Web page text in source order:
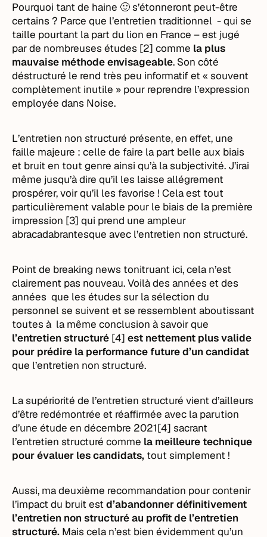
Pourquoi tant de haine 🙂 s’étonneront peut-être
certains ? Parce que l’entretien traditionnel - qui se
taille pourtant la part du lion en France – est jugé
par de nombreuses études [2] comme la plus
mauvaise méthode envisageable. Son côté
déstructuré le rend très peu informatif et « souvent
complètement inutile » pour reprendre l’expression
employée dans Noise.
L’entretien non structuré présente, en effet, une
faille majeure : celle de faire la part belle aux biais
et bruit en tout genre ainsi qu’à la subjectivité. J’irai
même jusqu’à dire qu’il les laisse allégrement
prospérer, voir qu’il les favorise ! Cela est tout
particulièrement valable pour le biais de la première
impression [3] qui prend une ampleur
abracadabrantesque avec l’entretien non structuré.
Point de breaking news tonitruant ici, cela n’est
clairement pas nouveau. Voilà des années et des
années que les études sur la sélection du
personnel se suivent et se ressemblent aboutissant
toutes à la même conclusion à savoir que
l’entretien structuré [4]est nettement plus valide
pour prédire la performance future d’un candidat
que l’entretien non structuré.
La supériorité de l’entretien structuré vient d’ailleurs
d’être redémontrée et réaffirmée avec la parution
d’une étude en décembre 2021[4] sacrant
l’entretien structuré comme la meilleure technique
pour évaluer les candidats, tout simplement !
Aussi, ma deuxième recommandation pour contenir
l’impact du bruit estd’abandonner définitivement
l’entretien non structuré au profit de l’entretien
structuré. Mais cela n’est bien évidemment qu’un